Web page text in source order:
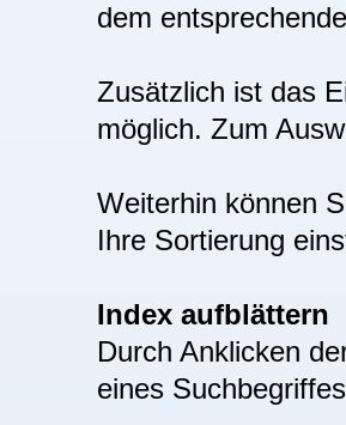
dem
Zusätzlich ist das
möglich. Zum
Weiterhin können
Ihre Sortierung
Index aufblättern
Durch Anklicken
eines